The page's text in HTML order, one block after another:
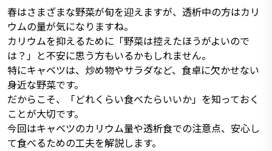
春はさまざまな野菜が旬を迎えますが、透析中の方はカリ
ウムの量が気になりますね。
カリウムを抑えるために「野菜は控えたほうがよいので
は？」と不安に思う方もいるかもしれません。
特にキャベツは、炒め物やサラダなど、食卓に欠かせない
身近な野菜です。
だからこそ、「どれくらい食べたらいいか」を知っておく
ことが大切です。
今回はキャベツのカリウム量や透析食での注意点、安心し
て食べるための工夫を解説します。